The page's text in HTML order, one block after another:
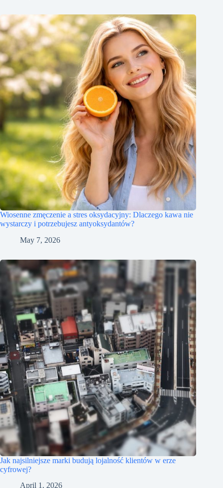
Wiosenne zmęczenie a stres oksydacyjny: Dlaczego kawa nie
wystarczy i potrzebujesz antyoksydantów?
May 7, 2026
Jak najsilniejsze marki budują lojalność klientów w erze
cyfrowej?
April 1, 2026